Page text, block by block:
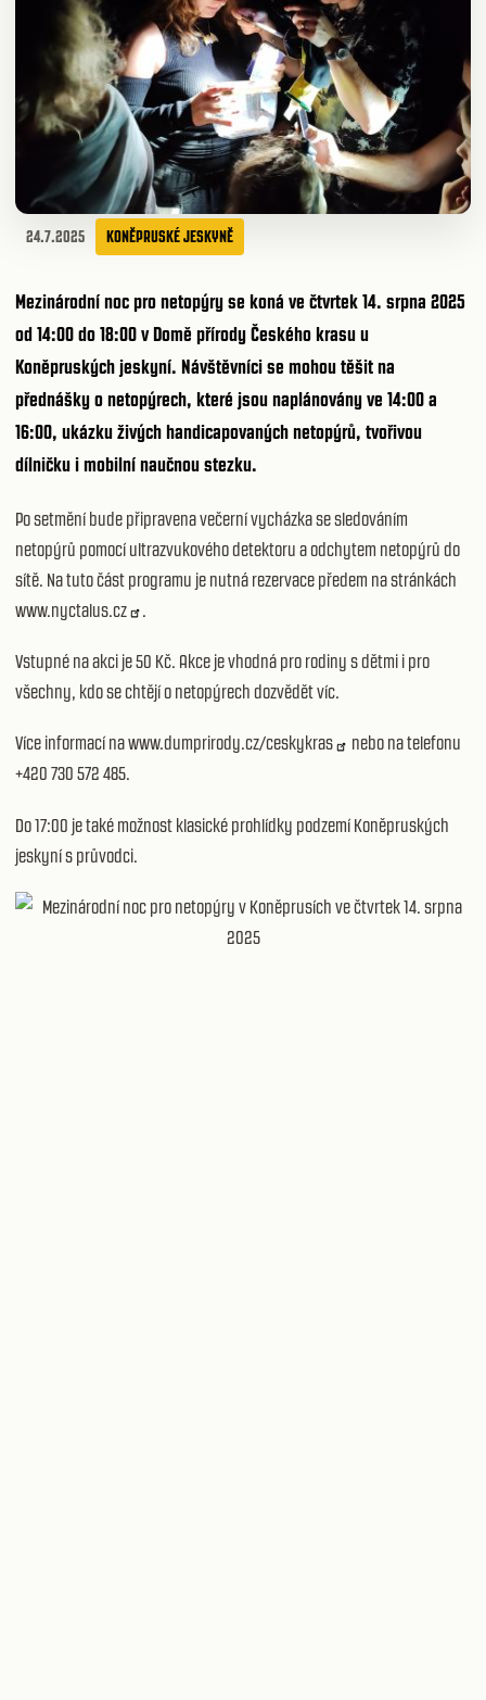
24.7.2025 KONĚPRUSKÉ JESKYNĚ
Mezinárodní noc pro netopýry se koná ve čtvrtek 14. srpna 2025
od 14:00 do 18:00 v Domě přírody Českého krasu u
Koněpruských jeskyní. Návštěvníci se mohou těšit na
přednášky o netopýrech, které jsou naplánovány ve 14:00 a
16:00, ukázku živých handicapovaných netopýrů, tvořivou
dílničku i mobilní naučnou stezku.
Po setmění bude připravena večerní vycházka se sledováním
netopýrů pomocí ultrazvukového detektoru a odchytem netopýrů do
sítě. Na tuto část programu je nutná rezervace předem na stránkách
www.nyctalus.cz
.
Vstupné na akci je 50 Kč. Akce je vhodná pro rodiny s dětmi i pro
všechny, kdo se chtějí o netopýrech dozvědět víc.
Více informací nawww.dumprirody.cz/ceskykras
nebo na telefonu
+420 730 572 485.
Do 17:00 je také možnost klasické prohlídky podzemí Koněpruských
jeskyní s průvodci.